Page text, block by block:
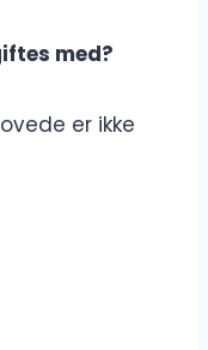
med?
er ikke